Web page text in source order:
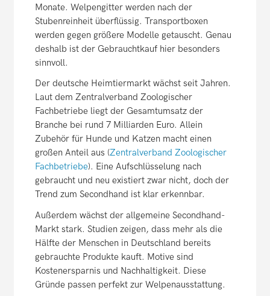
Monate. Welpengitter werden nach der
Stubenreinheit überflüssig. Transportboxen
werden gegen größere Modelle getauscht. Genau
deshalb ist der Gebrauchtkauf hier besonders
sinnvoll.
Der deutsche Heimtiermarkt wächst seit Jahren.
Laut dem Zentralverband Zoologischer
Fachbetriebe liegt der Gesamtumsatz der
Branche bei rund 7 Milliarden Euro. Allein
Zubehör für Hunde und Katzen macht einen
großen Anteil aus (Zentralverband Zoologischer
Fachbetriebe). Eine Aufschlüsselung nach
gebraucht und neu existiert zwar nicht, doch der
Trend zum Secondhand ist klar erkennbar.
Außerdem wächst der allgemeine Secondhand-
Markt stark. Studien zeigen, dass mehr als die
Hälfte der Menschen in Deutschland bereits
gebrauchte Produkte kauft. Motive sind
Kostenersparnis und Nachhaltigkeit. Diese
Gründe passen perfekt zur Welpenausstattung.